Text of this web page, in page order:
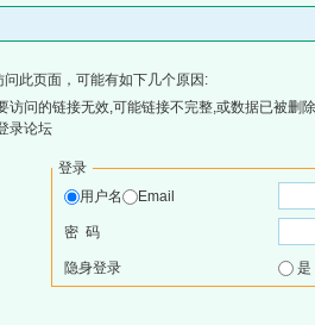
此页面，可能有如下几个原因:
访问的链接无效,可能链接不完整,或数据已被删
录论坛
登录
用户名
Email
密 码
隐身登录